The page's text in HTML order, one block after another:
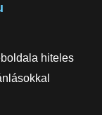
hiteles